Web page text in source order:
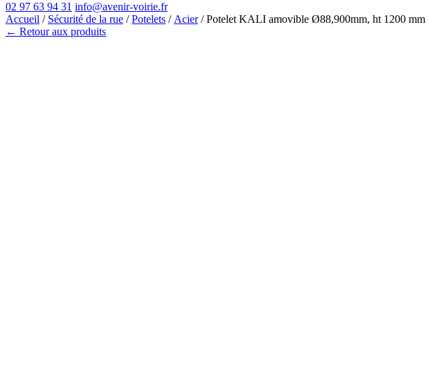
02 97 63 94 31 info@avenir-voirie.fr
Accueil / Sécurité de la rue /Potelets / Acier/ Potelet KALI amovible Ø88,900mm, ht 1200 mm
← Retour aux produits